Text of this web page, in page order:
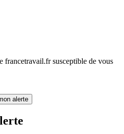
francetravail.fr susceptible de vous
alerte